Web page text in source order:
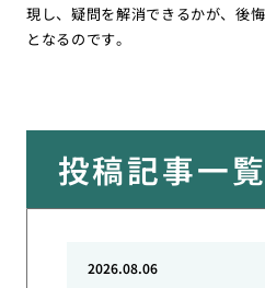
現し、疑問を解消できるかが、後
となるのです。
投稿記事一覧
2026.08.06